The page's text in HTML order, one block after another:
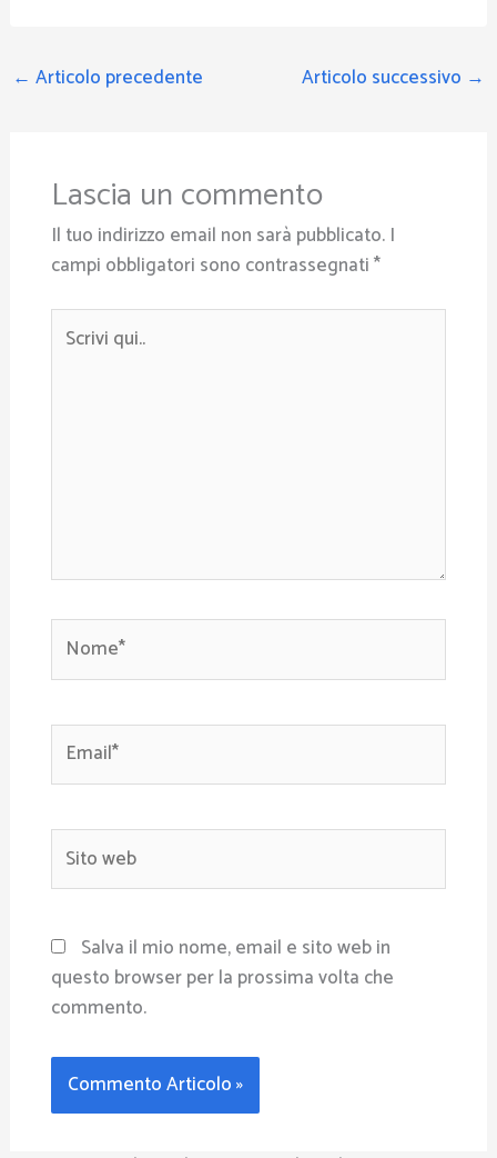
← Articolo precedente Articolo successivo →
Lascia un commento
Il tuo indirizzo email non sarà pubblicato. I
campi obbligatori sono contrassegnati*
qui..
Email*
web
Salva il mio nome, email e sito web in
questo browser per la prossima volta che
commento.